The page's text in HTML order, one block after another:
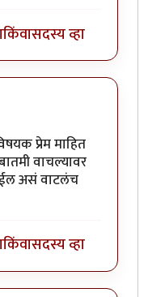
किंवासदस्य व्हा
प्रेम माहित
वाचल्यावर
असं वाटलंच
किंवासदस्य व्हा